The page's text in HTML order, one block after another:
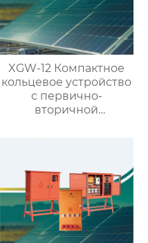
XGW-12 Компактное
кольцевое устройство
с первично-
вторичной